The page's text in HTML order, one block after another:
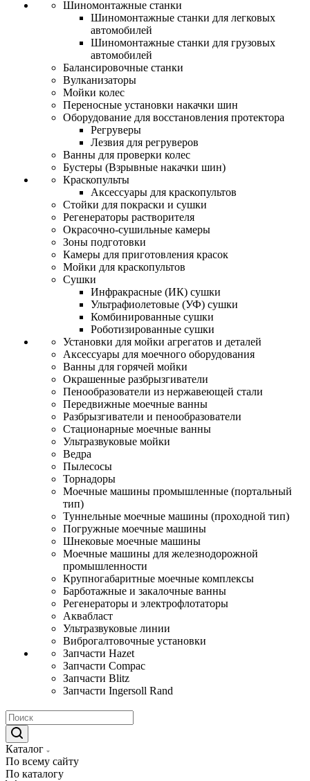
Шиномонтажные станки
Шиномонтажные станки для легковых
автомобилей
Шиномонтажные станки для грузовых
автомобилей
Балансировочные станки
Вулканизаторы
Мойки колес
Переносные установки накачки шин
Оборудование для восстановления протектора
Регруверы
Лезвия для регруверов
Ванны для проверки колес
Бустеры (Взрывные накачки шин)
Краскопульты
Аксессуары для краскопультов
Стойки для покраски и сушки
Регенераторы растворителя
Окрасочно-сушильные камеры
Зоны подготовки
Камеры для приготовления красок
Мойки для краскопультов
Сушки
Инфракрасные (ИК) сушки
Ультрафиолетовые (УФ) сушки
Комбинированные сушки
Роботизированные сушки
Установки для мойки агрегатов и деталей
Аксессуары для моечного оборудования
Ванны для горячей мойки
Окрашенные разбрызгиватели
Пенообразователи из нержавеющей стали
Передвижные моечные ванны
Разбрызгиватели и пенообразователи
Стационарные моечные ванны
Ультразвуковые мойки
Ведра
Пылесосы
Торнадоры
Моечные машины промышленные (портальный
тип)
Туннельные моечные машины (проходной тип)
Погружные моечные машины
Шнековые моечные машины
Моечные машины для железнодорожной
промышленности
Крупногабаритные моечные комплексы
Барботажные и закалочные ванны
Регенераторы и электрофлотаторы
Аквабласт
Ультразвуковые линии
Виброгалтовочные установки
Запчасти Hazet
Запчасти Compac
Запчасти Blitz
Запчасти Ingersoll Rand
Каталог
По всему сайту
По каталогу